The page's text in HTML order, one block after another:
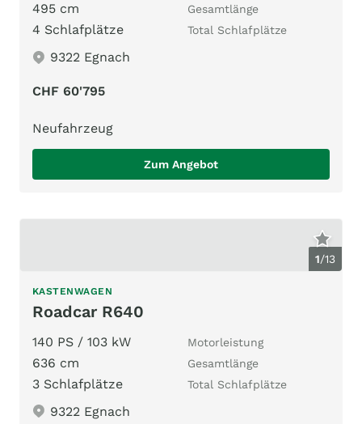
495 cm Gesamtlänge
4 Schlafplätze Total Schlafplätze
9322 Egnach
CHF 60'795
Neufahrzeug
Zum Angebot
1/13
KASTENWAGEN
Roadcar R640
140 PS / 103 kW Motorleistung
636 cm Gesamtlänge
3 Schlafplätze Total Schlafplätze
9322 Egnach